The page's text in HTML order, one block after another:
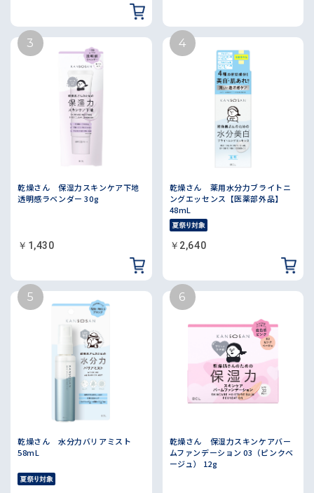
乾燥さん 保湿力スキンケア下地
透明感ラベンダー 30g
￥1,430
乾燥さん 薬用水分力ブライトニ
ングエッセンス【医薬部外品】
48mL
￥2,640
乾燥さん 水分力バリアミスト
58mL
乾燥さん 保湿力スキンケアバー
ムファンデーション 03（ピンクベ
ージュ） 12g